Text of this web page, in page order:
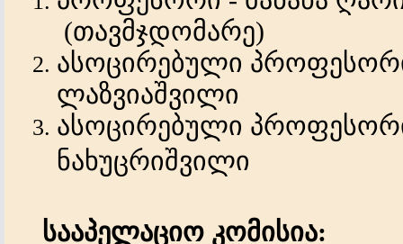
(თავმჯდომარე)
ასოცირებული
ლაზვიაშვილი
ასოცირებული
ნახუცრიშვილი
სააპელაციო კომისია: